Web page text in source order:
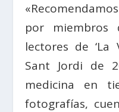
por miembros
lectores de ‘La
Sant Jordi de
medicina en
fotografías,